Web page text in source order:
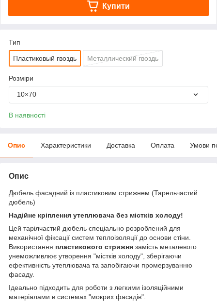
Купити
Тип
Пластиковый гвоздь Металлический гвоздь
Розміри
10×70
В наявності
Опис Характеристики Доставка Оплата Умови
Опис
Дюбель фасадний із пластиковим стрижнем (Тарельчастий
дюбель)
Надійне кріплення утеплювача без містків холоду!
Цей тарілчастий дюбель спеціально розроблений для
механічної фіксації систем теплоізоляції до основи стіни.
Використання пластикового стрижня замість металевого
унеможливлює утворення "містків холоду", зберігаючи
ефективність утеплювача та запобігаючи промерзуванню
фасаду.
Ідеально підходить для роботи з легкими ізоляційними
матеріалами в системах "мокрих фасадів".